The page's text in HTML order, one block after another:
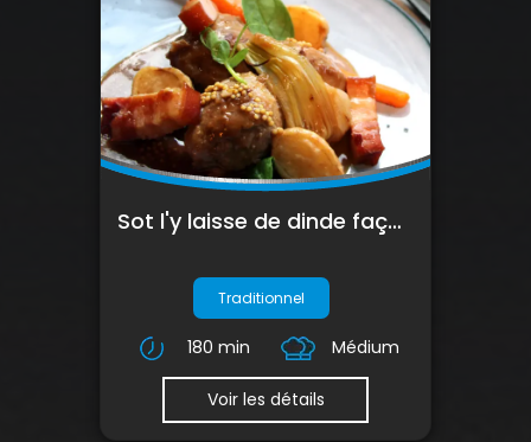
Sot l'y laisse de dinde façon carbonade
Traditionnel
180 min Médium
Voir les détails